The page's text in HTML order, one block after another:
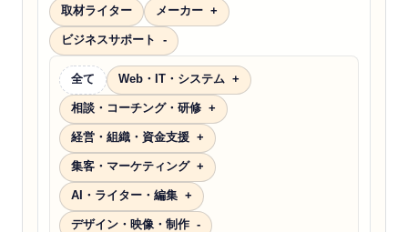
取材ライター メーカー
ビジネスサポート
全て Web・IT・システム
相談・コーチング・研修
経営・組織・資金支援
集客・マーケティング
AI・ライター・編集
デザイン・映像・制作